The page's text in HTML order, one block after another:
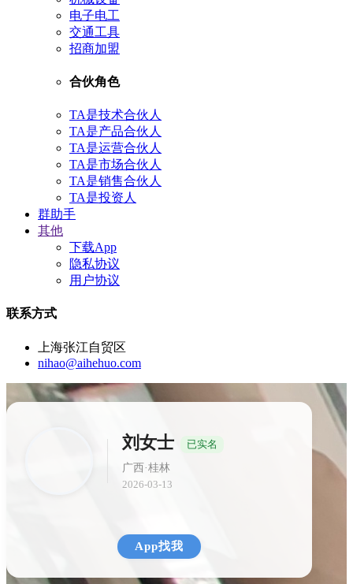
电子电工
交通工具
招商加盟
合伙角色
TA是技术合伙人
TA是产品合伙人
TA是运营合伙人
TA是市场合伙人
TA是销售合伙人
TA是投资人
群助手
其他
下载App
隐私协议
用户协议
联系方式
上海张江自贸区
nihao@aihehuo.com
刘女士 已实名
广西·桂林
2026-03-13
App找我